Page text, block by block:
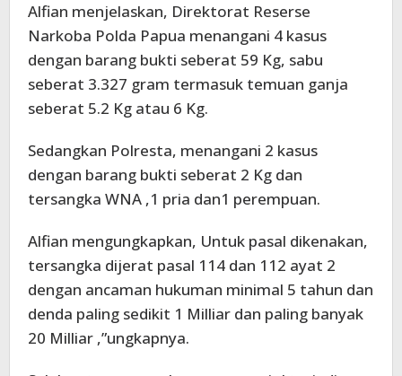
Alfian menjelaskan, Direktorat Reserse
Narkoba Polda Papua menangani 4 kasus
dengan barang bukti seberat 59 Kg, sabu
seberat 3.327 gram termasuk temuan ganja
seberat 5.2 Kg atau 6 Kg.
Sedangkan Polresta, menangani 2 kasus
dengan barang bukti seberat 2 Kg dan
tersangka WNA ,1 pria dan1 perempuan.
Alfian mengungkapkan, Untuk pasal dikenakan,
tersangka dijerat pasal 114 dan 112 ayat 2
dengan ancaman hukuman minimal 5 tahun dan
denda paling sedikit 1 Milliar dan paling banyak
20 Milliar ,”ungkapnya.